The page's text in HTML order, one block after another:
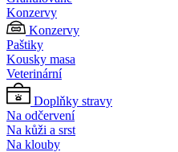
Konzervy
Konzervy
Paštiky
Kousky masa
Veterinární
Doplňky stravy
Na odčervení
Na kůži a srst
Na klouby